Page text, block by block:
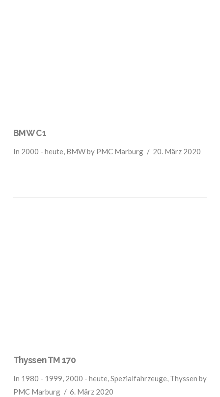
BMW C1
In 2000 - heute, BMWby PMC Marburg 20. März 2020
Thyssen TM 170
In 1980 - 1999, 2000 - heute,Spezialfahrzeuge, Thyssen by
PMC Marburg
6. März 2020